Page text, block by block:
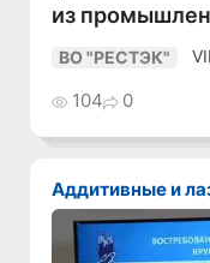
из
ВО "РЕСТЭК"
104 0
Аддитивные и